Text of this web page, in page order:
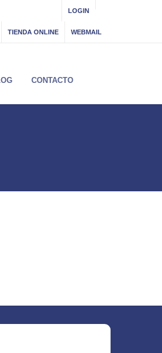
LOGIN
TIENDA ONLINE WEBMAIL
CONTACTO